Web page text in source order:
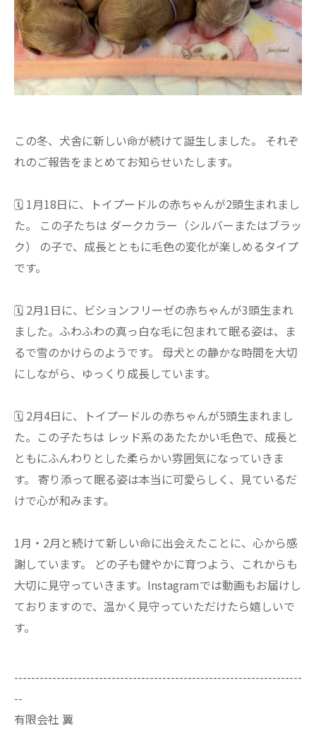
この冬、犬舎に新しい命が続けて誕生しました。 それぞ
れのご報告をまとめてお知らせいたします。
🗓 1月18日に、トイプードルの赤ちゃんが2頭生まれまし
た。 この子たちは ダークカラー（シルバーまたはブラッ
ク） の子で、成長とともに毛色の変化が楽しめるタイプ
です。
🗓 2月1日に、ビションフリーゼの赤ちゃんが3頭生まれ
ました。ふわふわの真っ白な毛に包まれて眠る姿は、ま
るで雪のかけらのようです。 母犬との静かな時間を大切
にしながら、ゆっくり成長しています。
🗓 2月4日に、トイプードルの赤ちゃんが5頭生まれまし
た。この子たちは レッド系のあたたかい毛色で、成長と
ともにふんわりとした柔らかい雰囲気になっていきま
す。 寄り添って眠る姿は本当に可愛らしく、見ているだ
けで心が和みます。
1月・2月と続けて新しい命に出会えたことに、心から感
謝しています。 どの子も健やかに育つよう、これからも
大切に見守っていきます。Instagramでは動画もお届けし
ておりますので、温かく見守っていただけたら嬉しいで
す。
--------------------------------------------------------------------
--
有限会社 翼